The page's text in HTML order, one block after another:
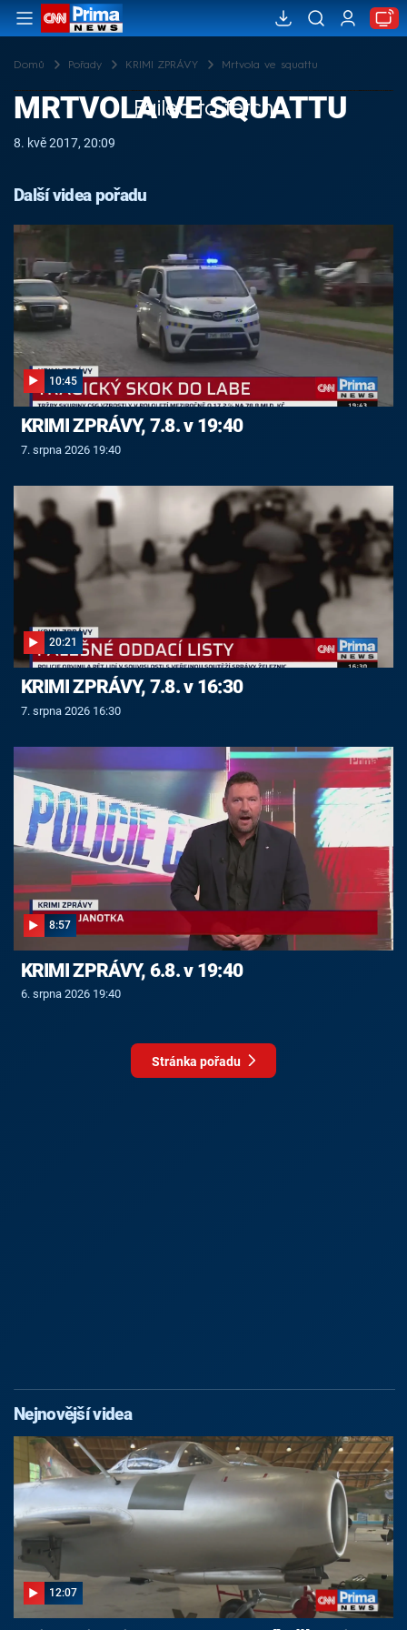
Domů Pořady KRIMI ZPRÁVY Mrtvola ve squattu
Failed to fetch
MRTVOLA VE SQUATTU
8. kvě 2017, 20:09
Další videa pořadu
10:45
KRIMI ZPRÁVY, 7.8. v 19:40
7. srpna 2026 19:40
20:21
KRIMI ZPRÁVY, 7.8. v 16:30
7. srpna 2026 16:30
8:57
KRIMI ZPRÁVY, 6.8. v 19:40
6. srpna 2026 19:40
Stránka pořadu
Nejnovější videa
12:07